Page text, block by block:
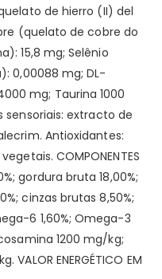
de hierro (II) del
(quelato de cobre do
15,8 mg; Selênio
0,00088 mg; DL-
mg; Taurina 1000
sensoriais: extracto de
Antioxidantes:
COMPONENTES
gordura bruta 18,00%;
cinzas brutas 8,50%;
6 1,60%; Omega-3
1200 mg/kg;
ENERGÉTICO EM